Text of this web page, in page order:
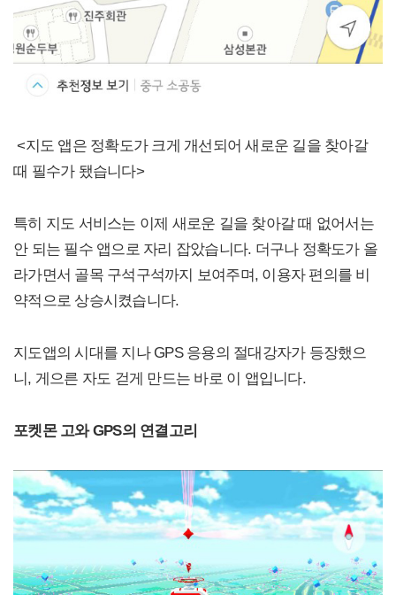
<지도 앱은 정확도가 크게 개선되어 새로운 길을 찾아갈
때 필수가 됐습니다>
특히 지도 서비스는 이제 새로운 길을 찾아갈 때 없어서는
안 되는 필수 앱으로 자리 잡았습니다. 더구나 정확도가 올
라가면서 골목 구석구석까지 보여주며, 이용자 편의를 비
약적으로 상승시켰습니다.
지도앱의 시대를 지나 GPS 응용의 절대강자가 등장했으
니, 게으른 자도 걷게 만드는 바로 이 앱입니다.
포켓몬 고와 GPS의 연결고리